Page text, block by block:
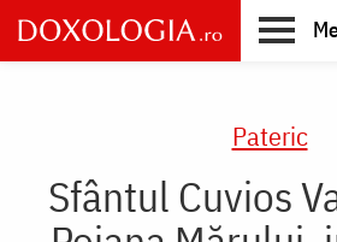
Skip
to
main
Pateric
Sfântul Cuvios